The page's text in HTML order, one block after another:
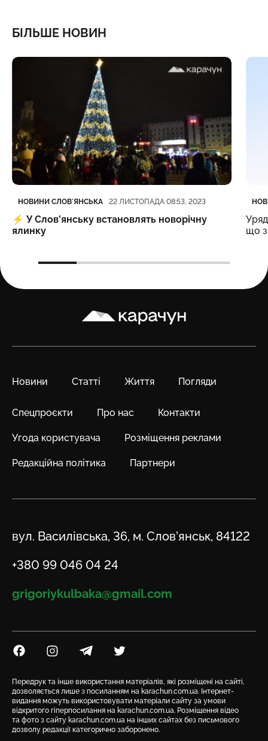
БІЛЬШЕ НОВИН
Категорія
НОВИНИ СЛОВʼЯНСЬКА
Дата публікації 22 ЛИСТОПАДА 08:53, 2023
⚡️ У Слов’янську встановлять новорічну
ялинку
що
Карачун
Новини Статті Життя Погляди
Спецпроєкти Про нас Контакти
Угода користувача Розміщення реклами
Редакційна політика Партнери
Адреса
вул. Василівська, 36, м. Слов’янськ, 84122
Телефон
+380 99 046 04 24
Email
grigoriykulbaka@gmail.com
Посилання на Facebook
Посилання на Instagram
Посилання на Telegram
Посилання на Twitter
Передрук та інше використання матеріалів, які розміщені на сайті,
дозволяється лише з посиланням на karachun.com.ua. Інтернет-
видання можуть використовувати матеріали сайту за умови
відкритого гіперпосилання на karachun.com.ua. Розміщення відео
та фото з сайту karachun.com.ua на інших сайтах без письмового
дозволу редакції категорично заборонено.